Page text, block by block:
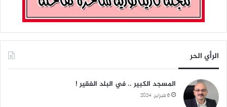
الرأي الحر
المسجد الكبير .. في البلد الفقير !
6 فبراير، 2024